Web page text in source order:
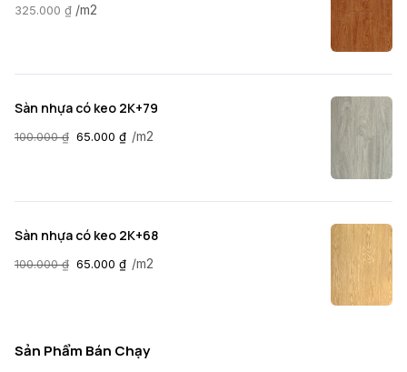
325.000 ₫ /m2
Sàn nhựa có keo 2K+79
100.000₫ 65.000 ₫ /m2
Sàn nhựa có keo 2K+68
100.000₫ 65.000 ₫ /m2
Sản Phẩm Bán Chạy